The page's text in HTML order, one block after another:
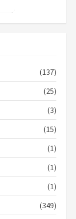
(137)
(25)
(3)
(15)
(1)
(1)
(1)
(349)